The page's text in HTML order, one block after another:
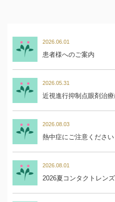
2026.06.01
患者様へのご案内
2026.05.31
近視進行抑制点眼剤治
2026.08.03
熱中症にご注意ください
2026.08.01
2026夏コンタクトレン